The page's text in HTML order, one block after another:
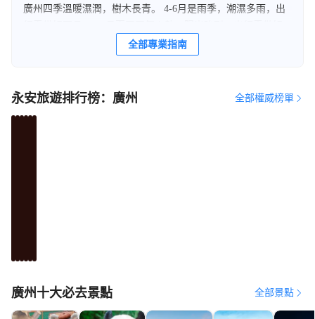
廣州四季溫暖濕潤，樹木長青。 4-6月是雨季，潮濕多雨，出
防曬措施，此時還時常會有颱風、暴雨，建議提前查好天氣；
1月-3月是廣州天氣比較涼的時候，而且期間春節時會有許多
全部專業指南
永安旅遊排行榜：廣州 全部權威榜單
奢
酒
店
榜
親
酒
店
榜
豪
酒
店
榜
美
酒
店
榜
溫
酒
店
榜
靚
酒
店
榜
廣州十大必去景點 全部景點